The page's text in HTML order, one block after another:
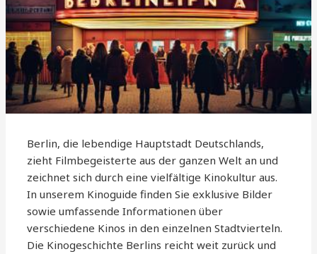
Berlin, die lebendige Hauptstadt Deutschlands,
zieht Filmbegeisterte aus der ganzen Welt an und
zeichnet sich durch eine vielfältige Kinokultur aus.
In unserem Kinoguide finden Sie exklusive Bilder
sowie umfassende Informationen über
verschiedene Kinos in den einzelnen Stadtvierteln.
Die Kinogeschichte Berlins reicht weit zurück und